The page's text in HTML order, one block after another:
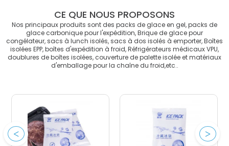
CE QUE NOUS PROPOSONS
Nos principaux produits sont des packs de glace en gel, packs de
glace carbonique pour l'expédition, Brique de glace pour
congélateur, sacs à lunch isolés, sacs à dos isolés à emporter, Boîtes
isolées EPP, boîtes d'expédition à froid, Réfrigérateurs médicaux VPU,
doublures de boîtes isolées, couverture de palette isolée et matériaux
d'emballage pour la chaîne du froid,etc..